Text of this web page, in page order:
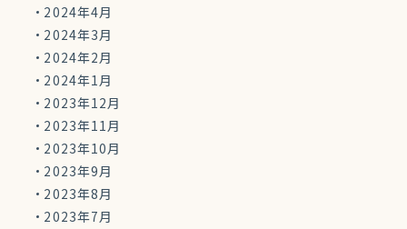
2024年4月
2024年3月
2024年2月
2024年1月
2023年12月
2023年11月
2023年10月
2023年9月
2023年8月
2023年7月